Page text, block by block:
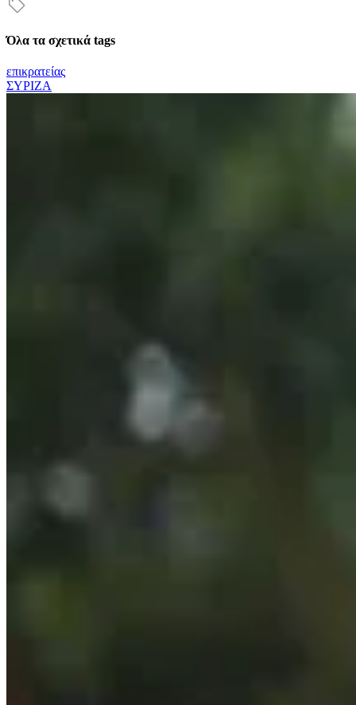
Όλα τα σχετικά tags
επικρατείας
ΣΥΡΙΖΑ